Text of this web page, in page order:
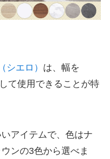
シエロ） は、幅を
て使用できることが特
アイテムで、色はナ
ンの3色から選べま